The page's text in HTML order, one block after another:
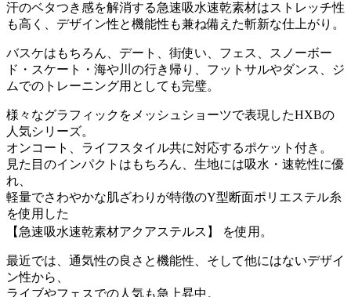
汗のベタつき感を解消する急速吸水速乾素材はストレッチ性
も高く、デザイン性と機能性も兼ね備えた斬新な仕上がり。
バスケはもちろん、デート、街使い、フェス、スノーボー
ド・スケート・海や川の行き帰り、フットサルやダンス、ジ
ムでのトレーニング用としても完璧。
様々なグラフィックをメッシュショーツで表現したHXBの
人気シリーズ。
オンコート、ライフスタイル共に対応するポケット付き。
見た目のインパクトはもちろん、生地には吸水・速乾性に優
れ、
軽量でさわやかな肌ざわりが特徴のY型断面ポリエステル糸
を使用した
【急速吸水速乾素材アクアステルス】 を使用。
最近では、通気性の良さと機能性、そして他にはないデザイ
ン性から、
ライブやフェスでの人気も急上昇中。